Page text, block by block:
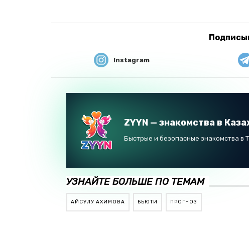
Instagram
ZYYN — знакомства в
Быстрые и безопасные знакомства в
УЗНАЙТЕ БОЛЬШЕ ПО ТЕМАМ
АЙСУЛУ АХИМОВА БЬЮТИ ПРОГНОЗ